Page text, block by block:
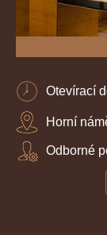
Otevírací
Horní
Odborné